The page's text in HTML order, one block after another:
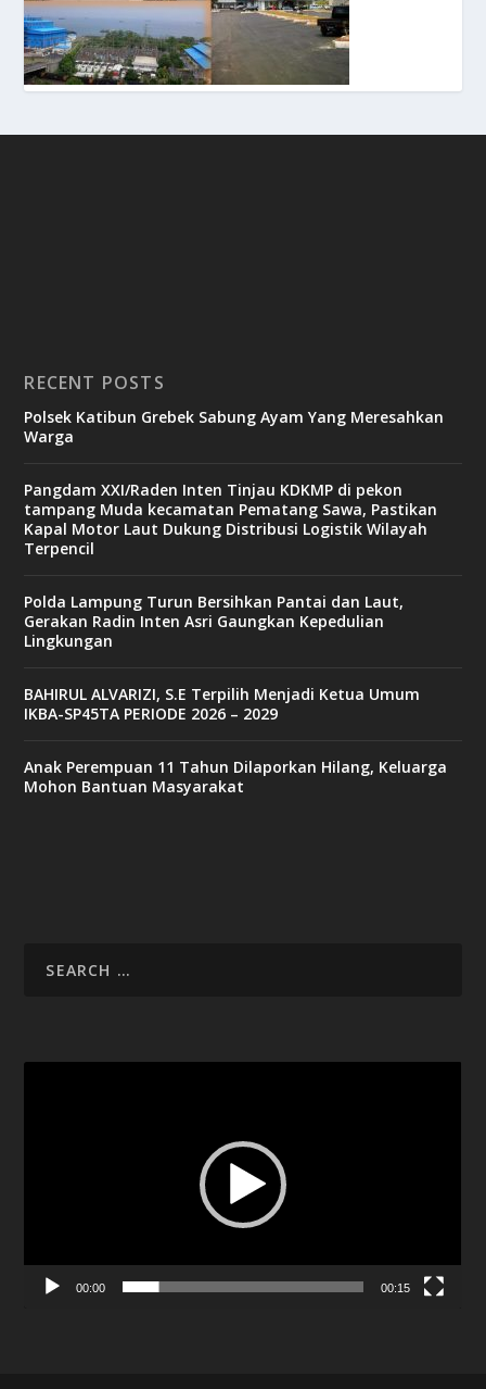
RECENT POSTS
Polsek Katibun Grebek Sabung Ayam Yang Meresahkan
Warga
Pangdam XXI/Raden Inten Tinjau KDKMP di pekon
tampang Muda kecamatan Pematang Sawa, Pastikan
Kapal Motor Laut Dukung Distribusi Logistik Wilayah
Terpencil
Polda Lampung Turun Bersihkan Pantai dan Laut,
Gerakan Radin Inten Asri Gaungkan Kepedulian
Lingkungan
BAHIRUL ALVARIZI, S.E Terpilih Menjadi Ketua Umum
IKBA-SP45TA PERIODE 2026 – 2029
Anak Perempuan 11 Tahun Dilaporkan Hilang, Keluarga
Mohon Bantuan Masyarakat
00:00 00:15